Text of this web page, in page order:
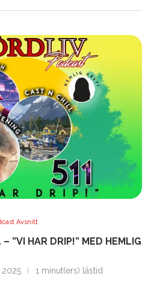
Avsnitt
”VI HAR DRIP!” MED HEMLIG
2025 1 minut(ers) lästid